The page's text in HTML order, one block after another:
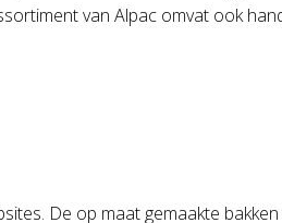
van Alpac omvat ook
De op maat gemaakte